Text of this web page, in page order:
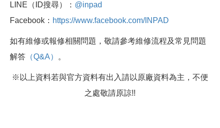
LINE（ID搜尋）： @inpad
Facebook： https://www.facebook.com/INPAD
如有維修或報修相關問題，敬請參考維修流程及常見問題
解答 （Q&A） 。
※以上資料若與官方資料有出入請以原廠資料為主，不便
之處敬請原諒!!